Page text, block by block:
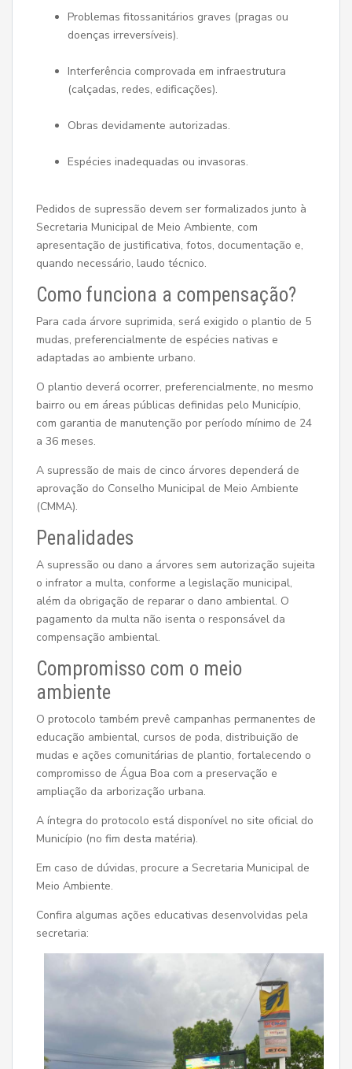
Problemas fitossanitários graves (pragas ou
doenças irreversíveis).
Interferência comprovada em infraestrutura
(calçadas, redes, edificações).
Obras devidamente autorizadas.
Espécies inadequadas ou invasoras.
Pedidos de supressão devem ser formalizados junto à
Secretaria Municipal de Meio Ambiente, com
apresentação de justificativa, fotos, documentação e,
quando necessário, laudo técnico.
Como funciona a compensação?
Para cada árvore suprimida, será exigido o plantio de 5
mudas, preferencialmente de espécies nativas e
adaptadas ao ambiente urbano.
O plantio deverá ocorrer, preferencialmente, no mesmo
bairro ou em áreas públicas definidas pelo Município,
com garantia de manutenção por período mínimo de 24
a 36 meses.
A supressão de mais de cinco árvores dependerá de
aprovação do Conselho Municipal de Meio Ambiente
(CMMA).
Penalidades
A supressão ou dano a árvores sem autorização sujeita
o infrator a multa, conforme a legislação municipal,
além da obrigação de reparar o dano ambiental. O
pagamento da multa não isenta o responsável da
compensação ambiental.
Compromisso com o meio
ambiente
O protocolo também prevê campanhas permanentes de
educação ambiental, cursos de poda, distribuição de
mudas e ações comunitárias de plantio, fortalecendo o
compromisso de Água Boa com a preservação e
ampliação da arborização urbana.
A íntegra do protocolo está disponível no site oficial do
Município (no fim desta matéria).
Em caso de dúvidas, procure a Secretaria Municipal de
Meio Ambiente.
Confira algumas ações educativas desenvolvidas pela
secretaria: